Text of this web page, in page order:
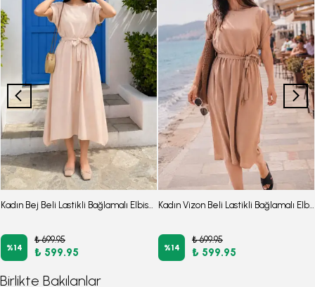
%14
₺ 699.95
₺ 599.95 %14
₺ 699.95
₺ 599.95
Birlikte Bakılanlar